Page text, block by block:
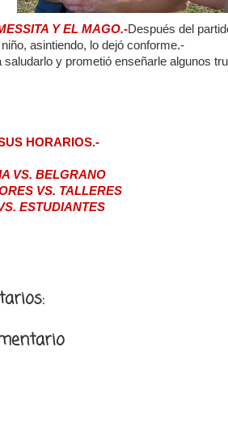
Y EL MAGO.-Después del
asintiendo, lo dejó conforme.-
saludarlo y prometió enseñarle algunos
HORARIOS.-
VS. BELGRANO
VS. TALLERES
ESTUDIANTES